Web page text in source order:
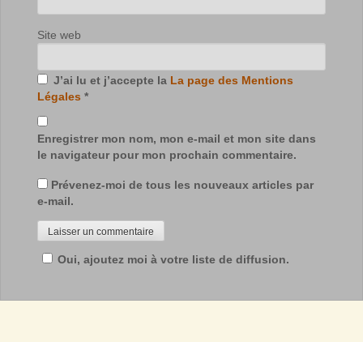
Site web
J’ai lu et j’accepte la La page des Mentions
Légales *
Enregistrer mon nom, mon e-mail et mon site dans
le navigateur pour mon prochain commentaire.
Prévenez-moi de tous les nouveaux articles par
e-mail.
Oui, ajoutez moi à votre liste de diffusion.